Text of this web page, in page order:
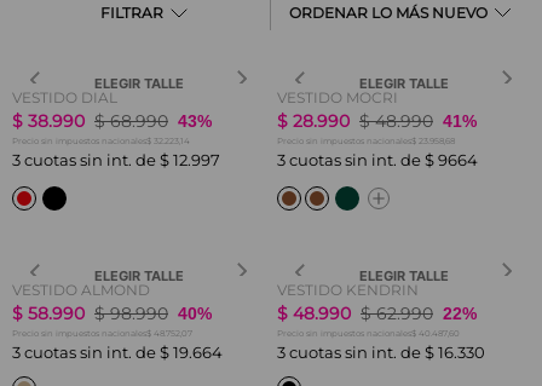
FILTRAR LO MÁS NUEVO
ELEGIR TALLE
VESTIDO DIAL
$ 38.990 $ 68.990 43%
Precio sin impuestos nacionales$ 32.223,14
3 cuotas sin int. de $ 12.997
ELEGIR TALLE
VESTIDO MOCRI
$ 28.990 $ 48.990 41%
Precio sin impuestos nacionales$ 23.958,68
3 cuotas sin int. de $ 9664
ELEGIR TALLE
VESTIDO ALMOND
$ 58.990 $ 98.990 40%
Precio sin impuestos nacionales$ 48.752,07
3 cuotas sin int. de $ 19.664
ELEGIR TALLE
VESTIDO KENDRIN
$ 48.990 $ 62.990 22%
Precio sin impuestos nacionales$ 40.487,60
3 cuotas sin int. de $ 16.330